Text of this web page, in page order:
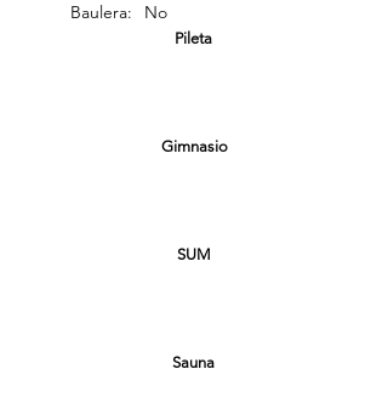
Baulera: No
Pileta
Gimnasio
SUM
Sauna